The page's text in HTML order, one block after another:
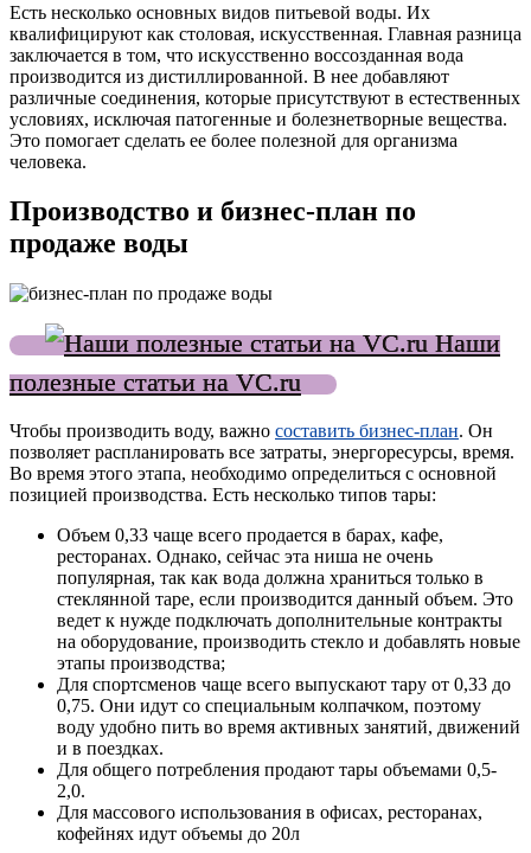
Есть несколько основных видов питьевой воды. Их
квалифицируют как столовая, искусственная. Главная разница
заключается в том, что искусственно воссозданная вода
производится из дистиллированной. В нее добавляют
различные соединения, которые присутствуют в естественных
условиях, исключая патогенные и болезнетворные вещества.
Это помогает сделать ее более полезной для организма
человека.
Производство и бизнес-план по
продаже воды
Наши
полезные статьи на VC.ru
Чтобы производить воду, важно составить бизнес-план. Он
позволяет распланировать все затраты, энергоресурсы, время.
Во время этого этапа, необходимо определиться с основной
позицией производства. Есть несколько типов тары:
Объем 0,33 чаще всего продается в барах, кафе,
ресторанах. Однако, сейчас эта ниша не очень
популярная, так как вода должна храниться только в
стеклянной таре, если производится данный объем. Это
ведет к нужде подключать дополнительные контракты
на оборудование, производить стекло и добавлять новые
этапы производства;
Для спортсменов чаще всего выпускают тару от 0,33 до
0,75. Они идут со специальным колпачком, поэтому
воду удобно пить во время активных занятий, движений
и в поездках.
Для общего потребления продают тары объемами 0,5-
2,0.
Для массового использования в офисах, ресторанах,
кофейнях идут объемы до 20л